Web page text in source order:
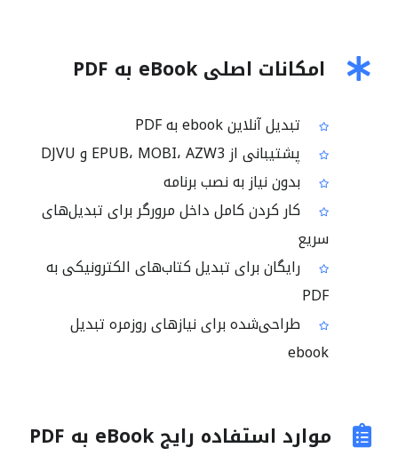
امکانات اصلی eBook به PDF
تبدیل آنلاین ebook به PDF
پشتیبانی از EPUB، MOBI، AZW3 و DJVU
بدون نیاز به نصب برنامه
کار کردن کامل داخل مرورگر برای تبدیل‌های
سریع
رایگان برای تبدیل کتاب‌های الکترونیکی به
PDF
طراحی‌شده برای نیازهای روزمره تبدیل
ebook
موارد استفاده رایج eBook به PDF